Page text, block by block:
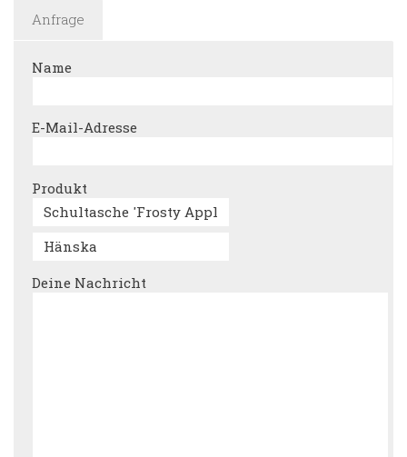
Anfrage
Name
E-Mail-Adresse
Produkt
Deine Nachricht